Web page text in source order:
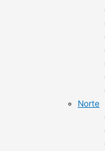
Norte